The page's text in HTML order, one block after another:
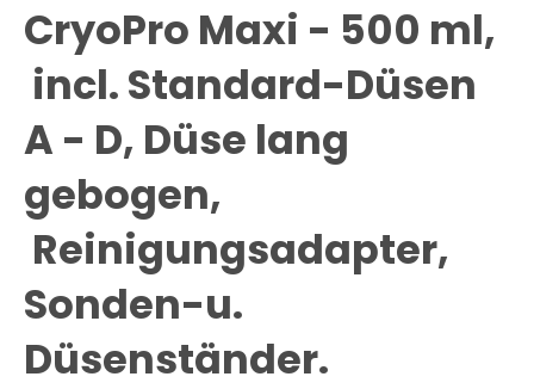
CryoPro Maxi - 500 ml,
incl. Standard-Düsen
A - D, Düse lang
gebogen,
Reinigungsadapter,
Sonden-u.
Düsenständer.